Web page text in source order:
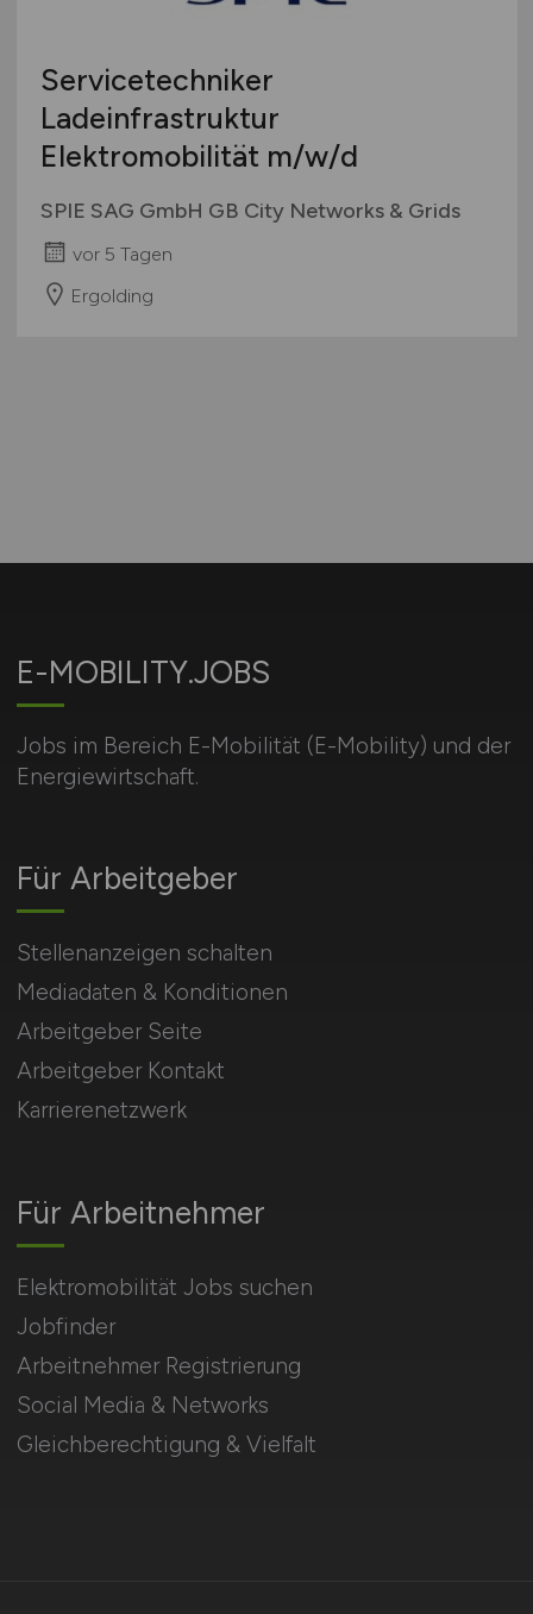
Servicetechniker
Ladeinfrastruktur
Elektromobilität m/w/d
SPIE SAG GmbH GB City Networks & Grids
vor 5 Tagen
Ergolding
E-MOBILITY.JOBS
Jobs im Bereich E-Mobilität (E-Mobility) und der
Energiewirtschaft.
Für Arbeitnehmer
Elektromobilität Jobs suchen
Jobfinder
Arbeitnehmer Registrierung
Social Media & Networks
Gleichberechtigung & Vielfalt
Für Arbeitgeber
Stellenanzeigen schalten
Mediadaten & Konditionen
Arbeitgeber Seite
Arbeitgeber Kontakt
Karrierenetzwerk